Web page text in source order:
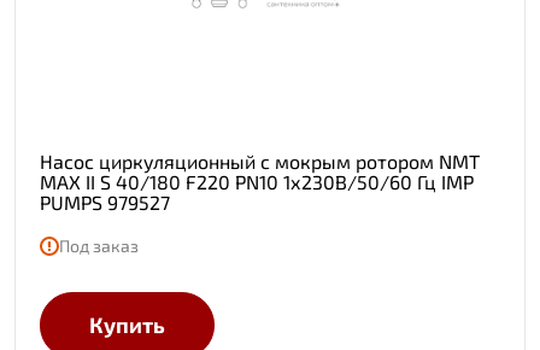
Насос циркуляционный с мокрым ротором NMT
MAX II S 40/180 F220 PN10 1х230В/50/60 Гц IMP
PUMPS 979527
Под заказ
Купить